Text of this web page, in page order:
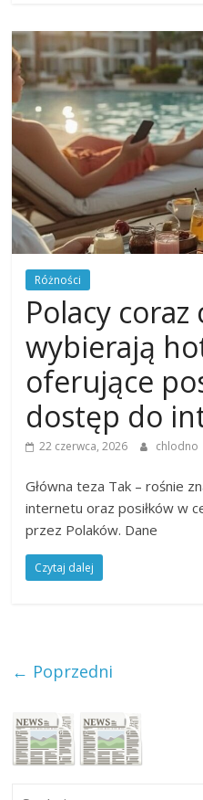
Różności
Polacy coraz
wybierają
oferujące
dostęp do
22 czerwca, 2026 chlodno
Główna teza Tak – rośnie
internetu oraz posiłków w
przez Polaków. Dane
Czytaj dalej
← Poprzedni